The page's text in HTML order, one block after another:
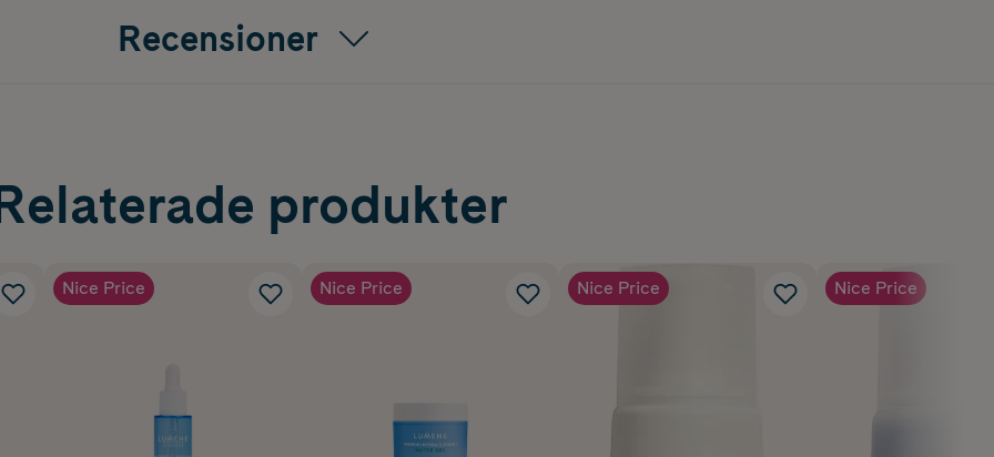
Recensioner
produkter
Nice Price Nice Price Nice Price Nice Price